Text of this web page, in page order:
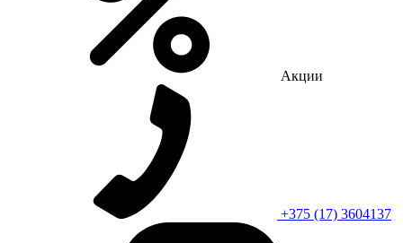
Акции
+375 (17) 3604137